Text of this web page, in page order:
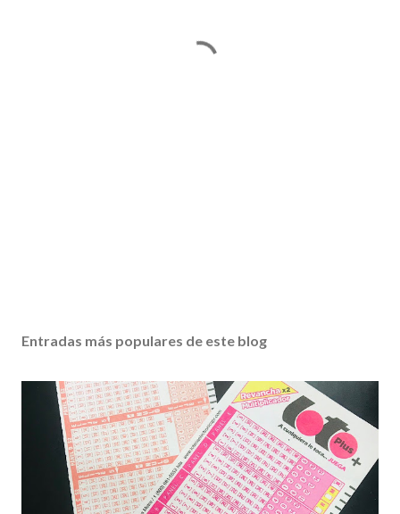
Entradas más populares de este blog